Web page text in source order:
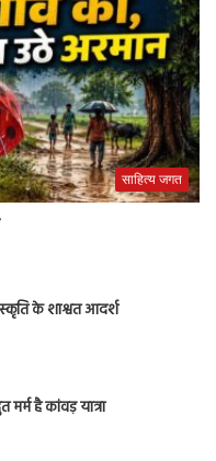
साहित्य जगत
के शाश्वत आदर्श
है कांवड़ यात्रा